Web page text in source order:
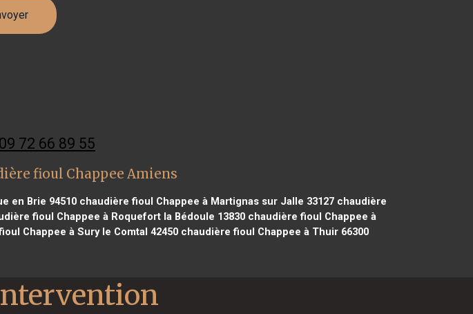
72 66 89 55
fioul Chappee Amiens
en Brie 94510 chaudière fioul Chappee à Martignas sur Jalle 33127 chaudière
fioul Chappee à Roquefort la Bédoule 13830chaudière fioul Chappee à
Chappee à Sury le Comtal 42450chaudière fioul Chappee à Thuir 66300